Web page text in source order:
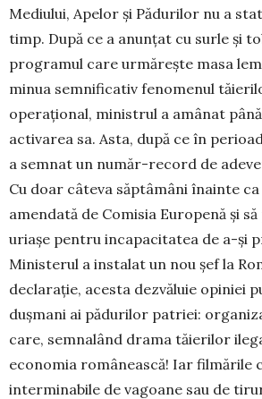
Mediului, Apelor și Pădurilor nu a
timp. După ce a anun­țat cu surle și
programul care urmărește masa
mi­nua semnificativ fenomenul
ope­rațional, ministrul a amânat
activarea sa. Asta, după ce în
a semnat un număr-record de
Cu doar câteva săptâmâni înainte ca
amendată de Co­misia Europenă și
uria­șe pentru incapacitatea de a-și
Ministerul a instalat un nou șef la
declarație, acesta dezvăluie opiniei
dușmani ai pădurilor patriei:
care, semnalând drama tăierilor
economia românească! Iar filmările
interminabile de vagoane sau de